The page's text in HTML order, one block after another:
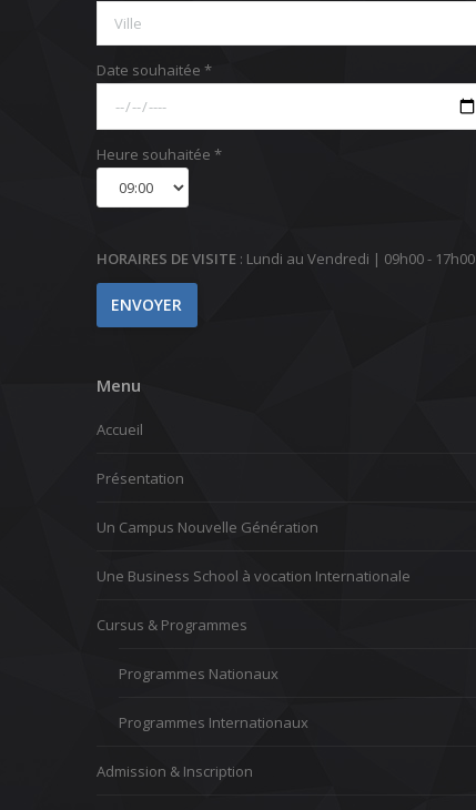
Date souhaitée *
Heure souhaitée *
HORAIRES DE VISITE : Lundi au Vendredi | 09h00 - 17h00
Menu
Accueil
Présentation
Un Campus Nouvelle Génération
Une Business School à vocation Internationale
Cursus & Programmes
Programmes Nationaux
Programmes Internationaux
Admission & Inscription